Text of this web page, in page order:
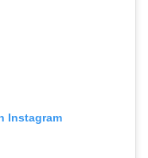
Instagram